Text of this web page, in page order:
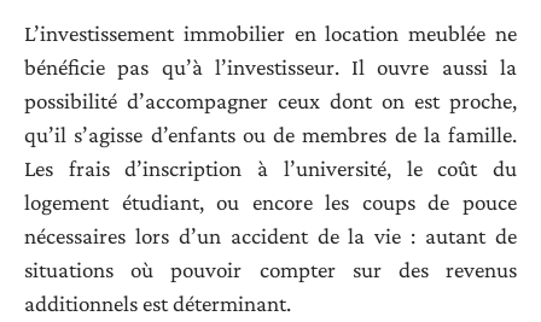
L’investissement immobilier en location meublée ne
bénéficie pas qu’à l’investisseur. Il ouvre aussi la
possibilité d’accompagner ceux dont on est proche,
qu’il s’agisse d’enfants ou de membres de la famille.
Les frais d’inscription à l’université, le coût du
logement étudiant, ou encore les coups de pouce
nécessaires lors d’un accident de la vie : autant de
situations où pouvoir compter sur des revenus
additionnels est déterminant.